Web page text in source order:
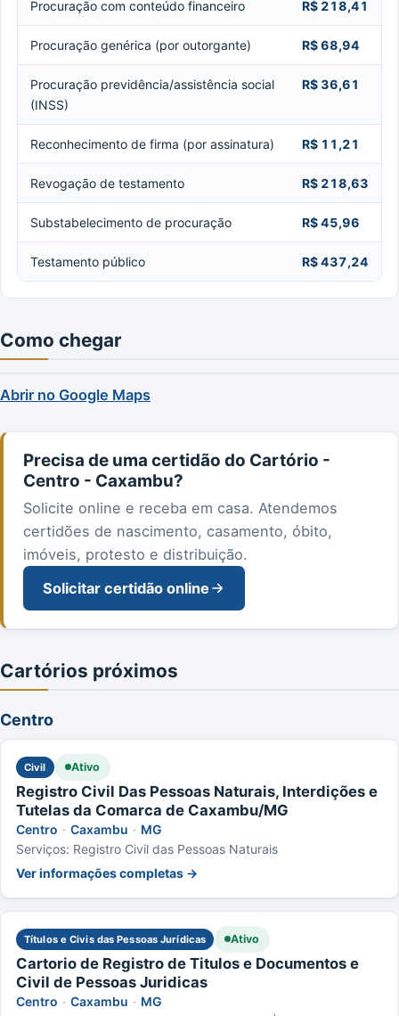
Procuração com conteúdo financeiro R$ 218,41
Procuração genérica (por outorgante) R$ 68,94
Procuração previdência/assistência social
(INSS)
R$ 36,61
Reconhecimento de firma (por assinatura) R$ 11,21
Revogação de testamento R$ 218,63
Substabelecimento de procuração R$ 45,96
Testamento público R$ 437,24
Como chegar
Abrir no Google Maps
Precisa de uma certidão do Cartório -
Centro - Caxambu?
Solicite online e receba em casa. Atendemos
certidões de nascimento, casamento, óbito,
imóveis, protesto e distribuição.
Solicitar certidão online
Cartórios próximos
Centro
Civil Ativo
Registro Civil Das Pessoas Naturais, Interdições e
Tutelas da Comarca de Caxambu/MG
Centro · Caxambu · MG
Serviços: Registro Civil das Pessoas Naturais
Ver informações completas →
Títulos e Civis das Pessoas Jurídicas Ativo
Cartorio de Registro de Titulos e Documentos e
Civil de Pessoas Juridicas
Centro · Caxambu · MG